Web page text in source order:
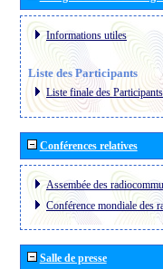
Informations utiles
Liste des Participants
Liste finale des Participants
Conférences relatives
Assembée des
Conférence mondiale des
Salle de presse